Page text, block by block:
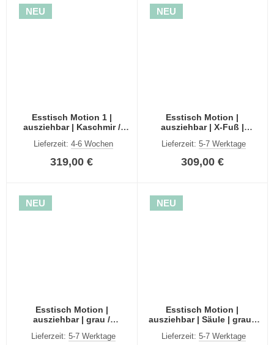
NEU
Esstisch Motion 1 |
ausziehbar | Kaschmir /
Lieferzeit: 4-6 Wochen
319,00 €
NEU
Esstisch Motion |
ausziehbar | X-Fuß |
150(190)x90
Lieferzeit:5-7 Werktage
309,00 €
NEU
Esstisch Motion |
ausziehbar | grau /
Lieferzeit: 5-7 Werktage
NEU
Esstisch Motion |
ausziehbar | Säule | grau /
Lieferzeit:5-7 Werktage